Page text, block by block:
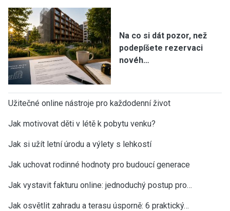
Na co si dát pozor, než
podepíšete rezervaci
novéh…
Užitečné online nástroje pro každodenní život
Jak motivovat děti v létě k pobytu venku?
Jak si užít letní úrodu a výlety s lehkostí
Jak uchovat rodinné hodnoty pro budoucí generace
Jak vystavit fakturu online: jednoduchý postup pro…
Jak osvětlit zahradu a terasu úsporně: 6 praktický…